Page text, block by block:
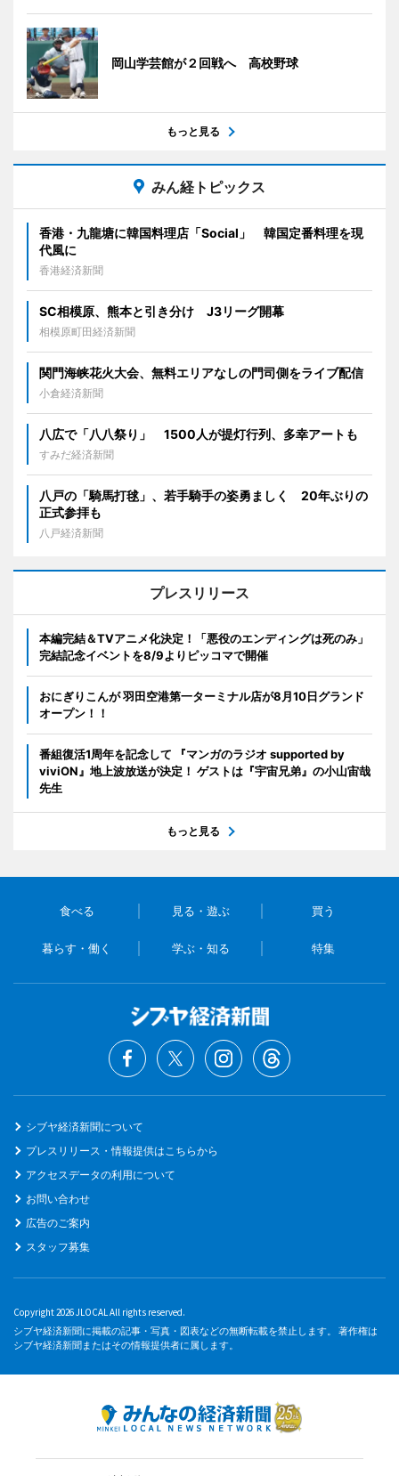
岡山学芸館が２回戦へ 高校野球
もっと見る
みん経トピックス
香港・九龍塘に韓国料理店「Social」 韓国定番料理を現
代風に
香港経済新聞
SC相模原、熊本と引き分け J3リーグ開幕
相模原町田経済新聞
関門海峡花火大会、無料エリアなしの門司側をライブ配信
小倉経済新聞
八広で「八八祭り」 1500人が提灯行列、多幸アートも
すみだ経済新聞
八戸の「騎馬打毬」、若手騎手の姿勇ましく 20年ぶりの
正式参拝も
八戸経済新聞
プレスリリース
本編完結＆TVアニメ化決定！「悪役のエンディングは死のみ」
完結記念イベントを8/9よりピッコマで開催
おにぎりこんが 羽田空港第一ターミナル店が8月10日グランド
オープン！！
番組復活1周年を記念して 『マンガのラジオ supported by
viviON』地上波放送が決定！ ゲストは『宇宙兄弟』の小山宙哉
先生
もっと見る
食べる 見る・遊ぶ 買う
暮らす・働く 学ぶ・知る 特集
シブヤ経済新聞について
プレスリリース・情報提供はこちらから
アクセスデータの利用について
お問い合わせ
広告のご案内
スタッフ募集
Copyright 2026 JLOCAL All rights reserved.
シブヤ経済新聞に掲載の記事・写真・図表などの無断転載を禁止します。 著作権は
シブヤ経済新聞またはその情報提供者に属します。